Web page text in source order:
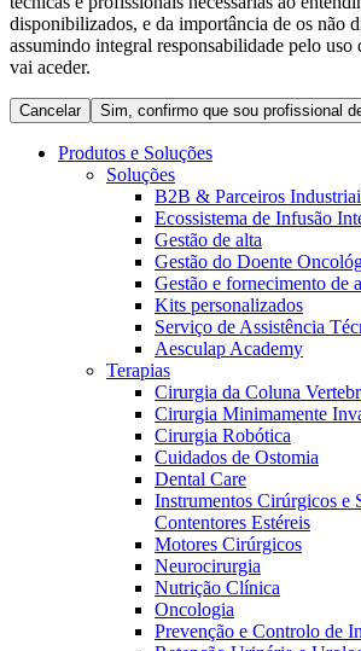
Terapias
Catálogo de Produtos
Encontre o produto que procura. Visite
da B. Braun com o nosso portfólio
Coordenamos os seus cuidados
do hospital. Para mais informações,
cuidados domiciliários.
Contactos
Centro de Inovação
Vamos impulsionar juntos a inovação
Saiba mais sobre o nosso centro de
disponibilizados, e da importância de os não
assumindo integral responsabilidade pelo uso
vai aceder.
Cancelar Sim, confirmo que sou profissional
Produtos e Soluções
Soluções
B2B & Parceiros
Ecossistema de Infusão
Gestão de alta
Gestão do Doente
Gestão e fornecimento de
Kits personalizados
Serviço de Assistência
Aesculap Academy
Terapias
Cirurgia da Coluna
Cirurgia Minimamente
Cirurgia Robótica
Cuidados de Ostomia
Dental Care
Instrumentos Cirúrgicos e
Contentores Estéreis
Motores Cirúrgicos
Neurocirurgia
Nutrição Clínica
Oncologia
Prevenção e Controlo de